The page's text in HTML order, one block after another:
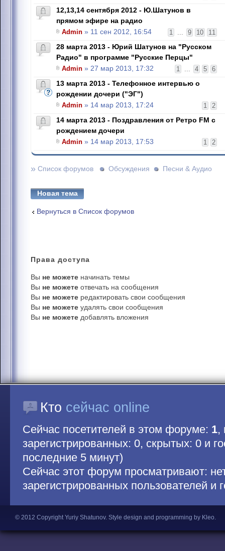
12,13,14 сентября 2012 - Ю.Шатунов в
прямом эфире на радио
1 ... 9 10 11
Admin » 11 сен 2012, 16:54
28 марта 2013 - Юрий Шатунов на "Русском
Радио" в программе "Русские Перцы"
1 ... 4 5 6
Admin » 27 мар 2013, 17:32
13 марта 2013 - Телефонное интервью о
рождении дочери ("ЭГ")
1 2
Admin » 14 мар 2013, 17:24
14 марта 2013 - Поздравления от Ретро FM с
рождением дочери
1 2
Admin » 14 мар 2013, 17:53
» Список форумов Обсуждения Песни & Аудио
Новая тема
Вернуться в Список форумов
Права доступа
Вы не можете начинать темы
Вы не можете отвечать на сообщения
Вы не можете редактировать свои сообщения
Вы не можете удалять свои сообщения
Вы не можете добавлять вложения
Кто сейчас online
Сейчас посетителей в этом форуме: 1,
зарегистрированных: 0, скрытых: 0 и
последние 5 минут)
Сейчас этот форум просматривают:
зарегистрированных пользователей и
© 2012 Copyright Yuriy Shatunov. Style design and programming by Kleo.